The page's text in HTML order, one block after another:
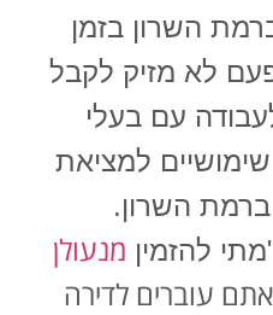
השרון בזמן
לא מזיק לקבל
עם בעלי
למציאת
ברמת השרון.
להזמין מנעולן
עוברים לדירה